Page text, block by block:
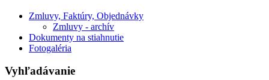
Zmluvy, Faktúry, Objednávky
Zmluvy - archív
Dokumenty na stiahnutie
Fotogaléria
Vyhľadávanie